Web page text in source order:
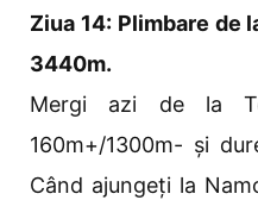
Ziua 14: Plimbare de
3440m.
Mergi azi de la
160m+/1300m- și
Când ajungeți la